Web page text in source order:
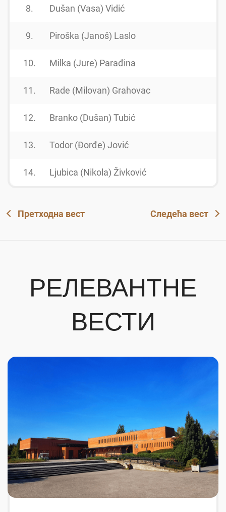
8. Dušan (Vasa) Vidić
9. Piroška (Janoš) Laslo
10. Milka (Jure) Parađina
11. Rade (Milovan) Grahovac
12. Branko (Dušan) Tubić
13. Todor (Đorđe) Jović
14. Ljubica (Nikola) Živković
Претходна вест Следећа вест
РЕЛЕВАНТНЕ
ВЕСТИ